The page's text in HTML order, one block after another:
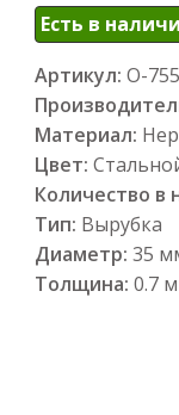
Есть в
Артикул: О-755
Материал:
Цвет:
Количество в
Тип: Вырубка
Диаметр: 35
Толщина: 0.7